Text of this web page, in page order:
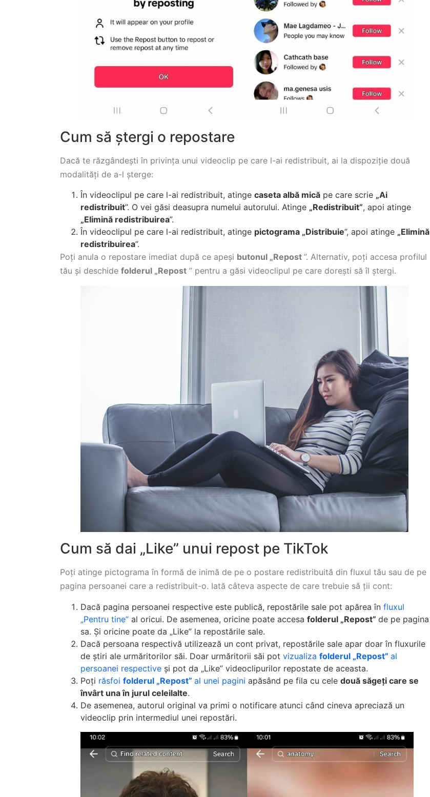
Cum să ștergi o repostare
Dacă te răzgândești în privința unui videoclip pe care l-ai redistribuit, ai la dispoziție două
modalități de a-l șterge:
În videoclipul pe care l-ai redistribuit, atinge caseta albă mică pe care scrie „Ai
redistribuit”. O vei găsi deasupra numelui autorului. Atinge „Redistribuit”, apoi atinge
„Elimină redistribuirea”.
În videoclipul pe care l-ai redistribuit, atinge pictograma „Distribuie”, apoi atinge „Elimină
redistribuirea”.
Poți anula o repostare imediat după ce apeși butonul „Repost ”. Alternativ, poți accesa profilul
tău și deschide folderul „Repost ” pentru a găsi videoclipul pe care dorești să îl ștergi.
Cum să dai „Like” unui repost pe TikTok
Poți atinge pictograma în formă de inimă de pe o postare redistribuită din fluxul tău sau de pe
pagina persoanei care a redistribuit-o. Iată câteva aspecte de care trebuie să ții cont:
Dacă pagina persoanei respective este publică, repostările sale pot apărea în fluxul
„Pentru tine” al oricui. De asemenea, oricine poate accesa folderul „Repost” de pe pagina
sa. Și oricine poate da „Like” la repostările sale.
Dacă persoana respectivă utilizează un cont privat, repostările sale apar doar în fluxurile
de știri ale urmăritorilor săi. Doar urmăritorii săi pot vizualiza folderul „Repost” al
persoanei respective și pot da „Like” videoclipurilor repostate de aceasta.
Poți răsfoi folderul „Repost” al unei pagini apăsând pe fila cu cele două săgeți care se
învârt una în jurul celeilalte.
De asemenea, autorul original va primi o notificare atunci când cineva apreciază un
videoclip prin intermediul unei repostări.